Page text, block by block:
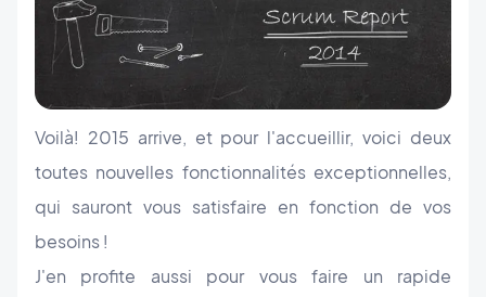
Voilà! 2015 arrive, et pour l'accueillir, voici deux
toutes nouvelles fonctionnalités exceptionnelles,
qui sauront vous satisfaire en fonction de vos
besoins !
J'en profite aussi pour vous faire un rapide